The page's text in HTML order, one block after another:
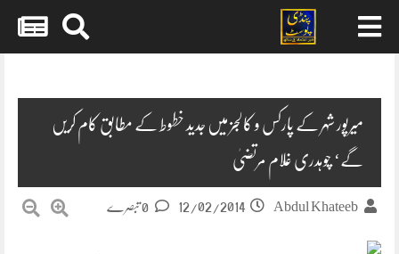
میرپور شہر کے پارکس و کالجز میں جدید خطوط کے مطابق کام کریں
گے‘ چوہدری غلام مرتضیٰ
Abdul Khateeb
12/02/2014